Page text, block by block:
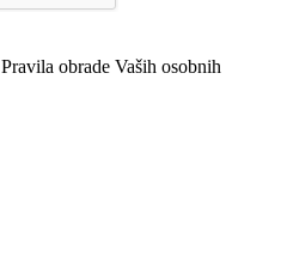
obrade Vaših osobnih